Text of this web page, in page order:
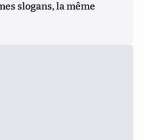
slogans, la même